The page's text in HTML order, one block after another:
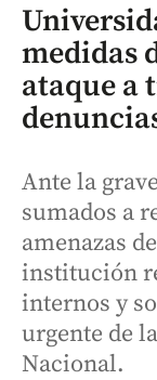
medidas
ataque a
Ante la
sumados a
amenazas
institución
internos y
urgente de
Nacional.